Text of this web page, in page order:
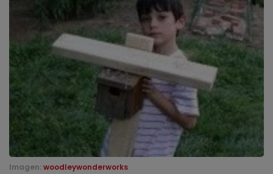
Imagen: woodleywonderworks